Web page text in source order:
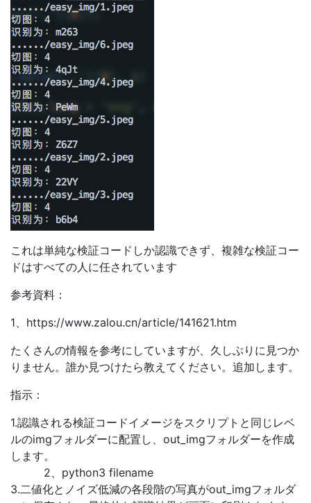
これは単純な検証コードしか認識できず、複雑な検証コー
ドはすべての人に任されています
参考資料：
1、https://www.zalou.cn/article/141621.htm
たくさんの情報を参考にしていますが、久しぶりに見つか
りません。誰か見つけたら教えてください。追加します。
指示：
1.認識される検証コードイメージをスクリプトと同じレベ
ルのimgフォルダーに配置し、out_imgフォルダーを作成
します。
2、python3 filename
3.二値化とノイズ低減の各段階の写真がout_imgフォルダ